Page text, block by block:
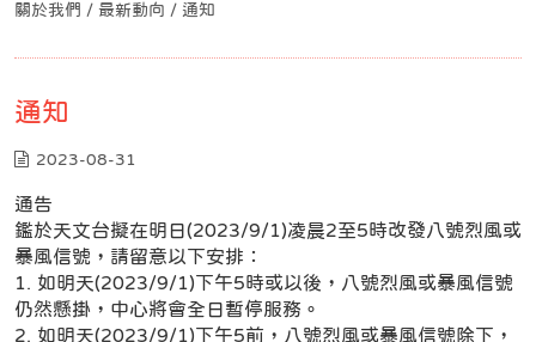
關於我們 / 最新動向 / 通知
通知
2023-08-31
通告
鑑於天文台擬在明日(2023/9/1)凌晨2至5時改發八號烈風或
暴風信號，請留意以下安排：
1. 如明天(2023/9/1)下午5時或以後，八號烈風或暴風信號
仍然懸掛，中心將會全日暫停服務。
2. 如明天(2023/9/1)下午5前，八號烈風或暴風信號除下，